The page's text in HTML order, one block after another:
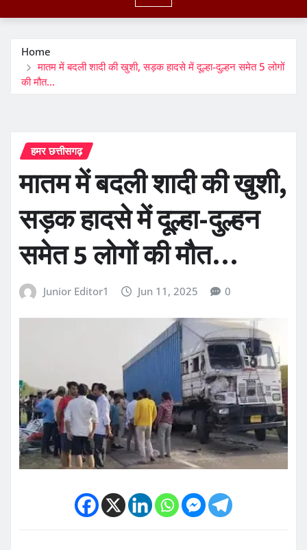
Home
मातम में बदली शादी की खुशी, सड़क हादसे में दूल्हा-दुल्हन समेत 5 लोगों
की मौत…
हमर छत्तीसगढ़
मातम में बदली शादी की खुशी,
सड़क हादसे में दूल्हा-दुल्हन
समेत 5 लोगों की मौत…
Junior Editor1 Jun 11, 2025 0